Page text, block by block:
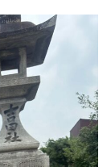
ものいたっ
ん！？」
～